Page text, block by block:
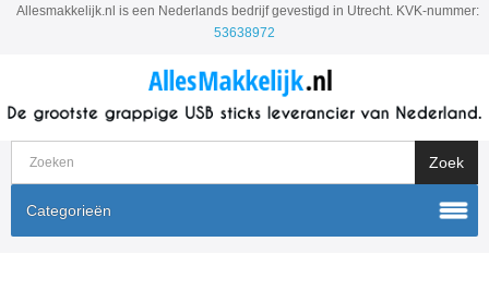
Allesmakkelijk.nl is een Nederlands bedrijf gevestigd in Utrecht. KVK-nummer:
53638972
Categorieën